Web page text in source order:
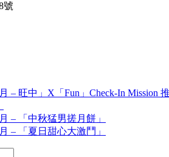
號
– 旺中」X「Fun」Check-In Mission
– 「中秋猛男搓月餅」
– 「夏日甜心大激鬥」